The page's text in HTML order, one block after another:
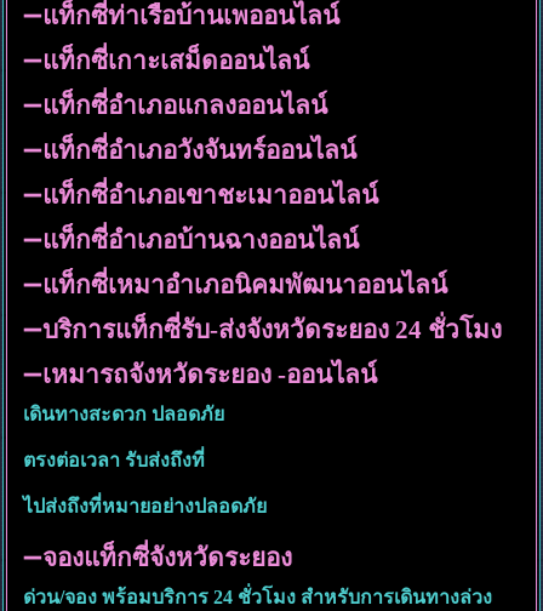
➖แท็กซี่ท่าเรือบ้านเพออนไลน์
➖แท็กซี่เกาะเสม็ดออนไลน์
➖แท็กซี่อำเภอแกลงออนไลน์
➖แท็กซี่อำเภอวังจันทร์ออนไลน์
➖แท็กซี่อำเภอเขาชะเมาออนไลน์
➖แท็กซี่อำเภอบ้านฉางออนไลน์
➖แท็กซี่เหมาอำเภอนิคมพัฒนาออนไลน์
➖บริการแท็กซี่รับ-ส่งจังหวัดระยอง 24 ชั่วโมง
➖เหมารถจังหวัดระยอง -ออนไลน์
เดินทางสะดวก ปลอดภัย
ตรงต่อเวลา รับส่งถึงที่
ไปส่งถึงที่หมายอย่างปลอดภัย
➖จองแท็กซี่จังหวัดระยอง
ด่วน/จอง พร้อมบริการ 24 ชั่วโมง สำหรับการเดินทางล่วง